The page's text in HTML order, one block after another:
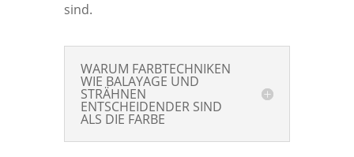
sind.
WARUM FARBTECHNIKEN
WIE BALAYAGE UND
STRÄHNEN
ENTSCHEIDENDER SIND
ALS DIE FARBE